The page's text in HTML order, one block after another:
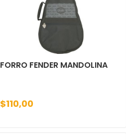
FORRO FENDER MANDOLINA
$110,00